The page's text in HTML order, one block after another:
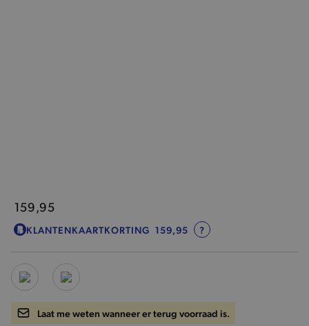
159,95
KLANTENKAARTKORTING 159,95 ?
Laat me weten wanneer er terug voorraad is.